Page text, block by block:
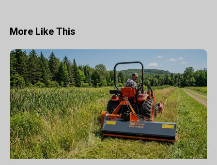
More Like This